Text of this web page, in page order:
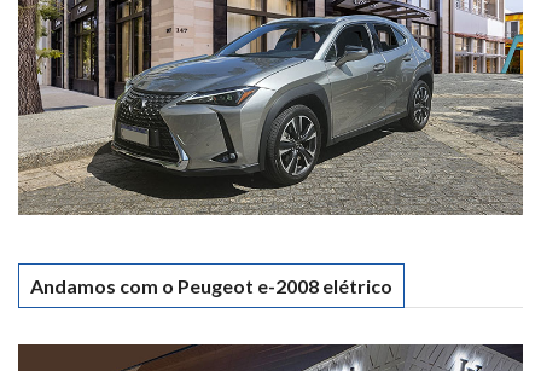
Andamos com o Peugeot e-2008 elétrico